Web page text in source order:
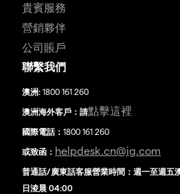
貴賓服務
營銷夥伴
公司賬戶
聯繫我們
澳洲: 1800 161 260
澳洲海外客戶：請點擊這裡
國際電話： 1800 161 260
或致函： helpdesk.cn@ig.com
普通話/廣東話客服營業時間：週一至週五
日淩晨 04:00